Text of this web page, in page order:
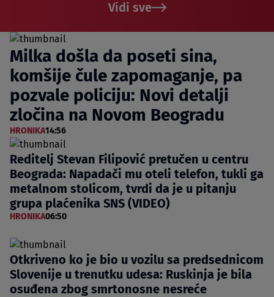
Vidi sve
Milka došla da poseti sina,
komšije čule zapomaganje, pa
pozvale policiju: Novi detalji
zločina na Novom Beogradu
HRONIKA14:56
Reditelj Stevan Filipović pretučen u centru
Beograda: Napadači mu oteli telefon, tukli ga
metalnom stolicom, tvrdi da je u pitanju
grupa plaćenika SNS (VIDEO)
HRONIKA06:50
Otkriveno ko je bio u vozilu sa predsednicom
Slovenije u trenutku udesa: Ruskinja je bila
osuđena zbog smrtonosne nesreće